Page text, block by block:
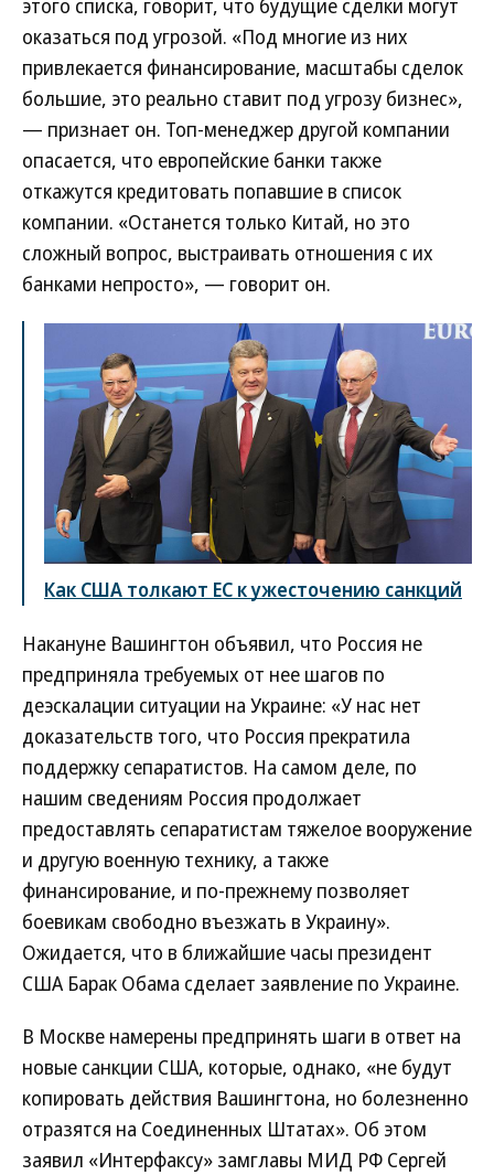
этого списка, говорит, что будущие сделки могут
оказаться под угрозой. «Под многие из них
привлекается финансирование, масштабы сделок
большие, это реально ставит под угрозу бизнес»,
— признает он. Топ-менеджер другой компании
опасается, что европейские банки также
откажутся кредитовать попавшие в список
компании. «Останется только Китай, но это
сложный вопрос, выстраивать отношения с их
банками непросто», — говорит он.
Как США толкают ЕС к ужесточению санкций
Накануне Вашингтон объявил, что Россия не
предприняла требуемых от нее шагов по
деэскалации ситуации на Украине: «У нас нет
доказательств того, что Россия прекратила
поддержку сепаратистов. На самом деле, по
нашим сведениям Россия продолжает
предоставлять сепаратистам тяжелое вооружение
и другую военную технику, а также
финансирование, и по-прежнему позволяет
боевикам свободно въезжать в Украину».
Ожидается, что в ближайшие часы президент
США Барак Обама сделает заявление по Украине.
В Москве намерены предпринять шаги в ответ на
новые санкции США, которые, однако, «не будут
копировать действия Вашингтона, но болезненно
отразятся на Соединенных Штатах». Об этом
заявил «Интерфаксу» замглавы МИД РФ Сергей